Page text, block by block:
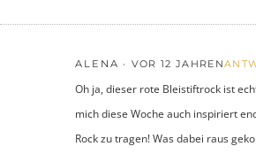
ALENA VOR 12 JAHREN
Oh ja, dieser rote Bleistiftrock ist
mich diese Woche auch inspiriert
Rock zu tragen! Was dabei raus